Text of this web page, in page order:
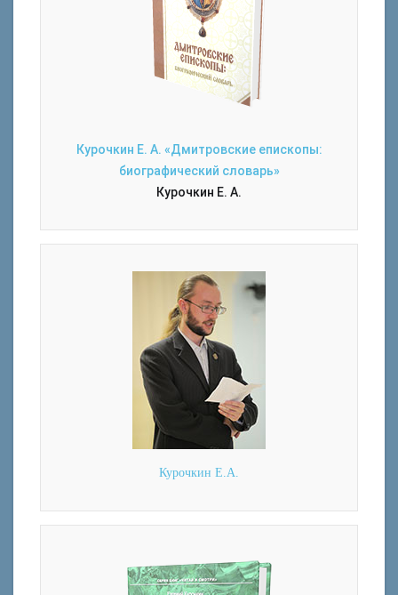
Курочкин Е. А. «Дмитровские епископы:
биографический словарь»
Курочкин Е. А.
Курочкин Е.А.